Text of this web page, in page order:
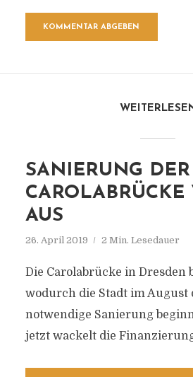
SANIERUNG DER
CAROLABRÜCKE
AUS
26. April 2019 2 Min. Lesedauer
Die Carolabrücke in Dresden
wodurch die Stadt im August
notwendige Sanierung
jetzt wackelt die